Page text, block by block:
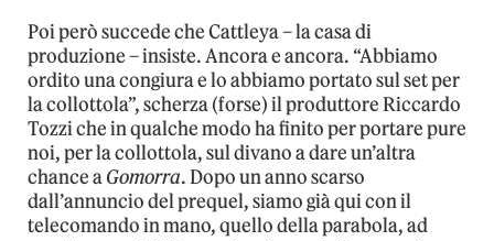
Poi però succede che Cattleya – la casa di
produzione – insiste. Ancora e ancora. “Abbiamo
ordito una congiura e lo abbiamo portato sul set per
la collottola”, scherza (forse) il produttore Riccardo
Tozzi che in qualche modo ha finito per portare pure
noi, per la collottola, sul divano a dare un’altra
chance aGomorra. Dopo un anno scarso
dall’annuncio del prequel, siamo già qui con il
telecomando in mano, quello della parabola, ad